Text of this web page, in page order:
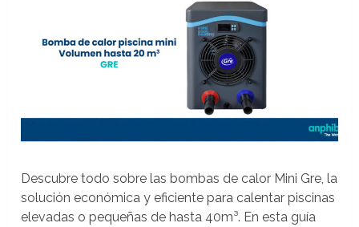
Descubre todo sobre las bombas de calor Mini Gre, la
solución económica y eficiente para calentar piscinas
elevadas o pequeñas de hasta 40m³. En esta guía